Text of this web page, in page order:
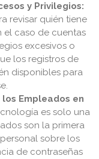
y Privilegios:
revisar quién tiene
el caso de cuentas
excesivos o
los registros de
disponibles para
Empleados en
es solo una
son la primera
sobre los
de contraseñas